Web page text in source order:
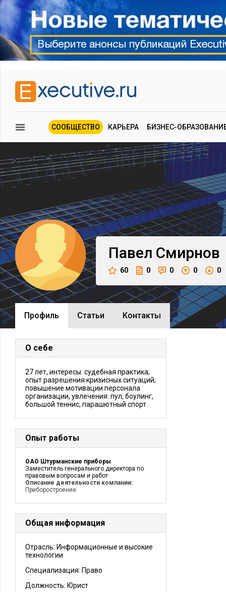
СООБЩЕСТВО КАРЬЕРА БИЗНЕС-
Павел Смирнов
60 0 0 0 0
Профиль Cтатьи Контакты
О себе
27 лет, интересы: судебная практика;
опыт разрешения кризисных ситуаций;
повышение мотивации персонала
организации, увлечения: пул, боулинг,
большой теннис, парашютный спорт.
Опыт работы
ОАО Штурманские приборы
Заместитель генерального директора по
правовым вопросам и работ
Описание деятельности компании:
Приборостроение.
Общая информация
Отрасль: Информационные и высокие
технологии
Специализация: Право
Должность: Юрист